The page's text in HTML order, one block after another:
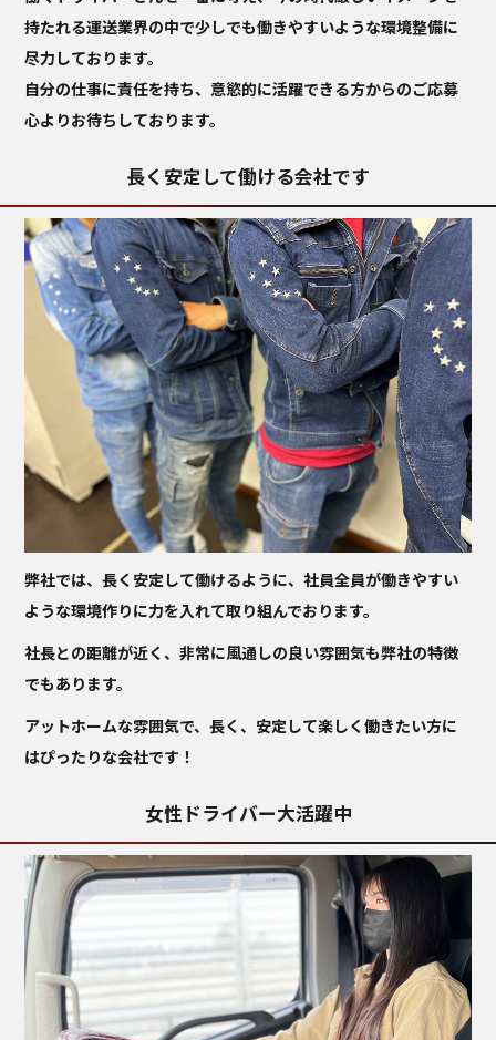
持たれる運送業界の中で少しでも働きやすいような環境整備に
尽力しております。
自分の仕事に責任を持ち、意慾的に活躍できる方からのご応募
心よりお待ちしております。
長く安定して働ける会社です
弊社では、長く安定して働けるように、社員全員が働きやすい
ような環境作りに力を入れて取り組んでおります。
社長との距離が近く、非常に風通しの良い雰囲気も弊社の特徴
でもあります。
アットホームな雰囲気で、長く、安定して楽しく働きたい方に
はぴったりな会社です！
女性ドライバー大活躍中